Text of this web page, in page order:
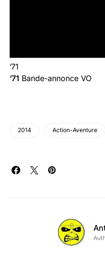
’71
’71 Bande-annonce VO
2014 Action-Aventure